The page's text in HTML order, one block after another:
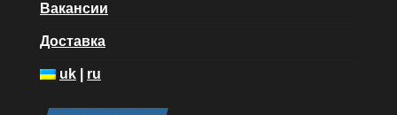
Вакансии
Доставка
uk ru